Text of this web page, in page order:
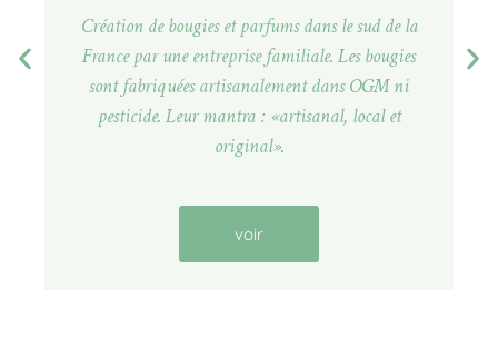
Création de bougies et parfums dans le sud de la
France par une entreprise familiale. Les bougies
sont fabriquées artisanalement dans OGM ni
pesticide. Leur mantra : «artisanal, local et
original».
voir